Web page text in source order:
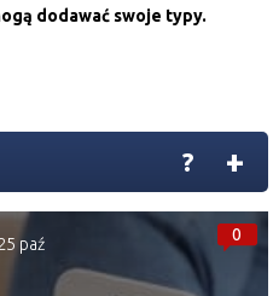
dodawać swoje typy.
+
?
0
paź